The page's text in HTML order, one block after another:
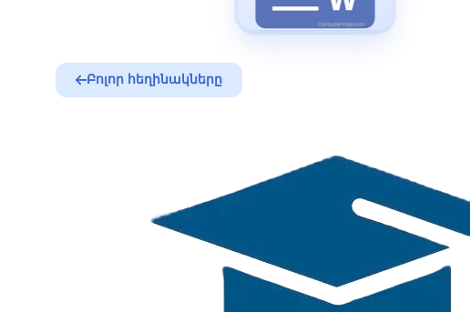
Բոլոր հեղինակները